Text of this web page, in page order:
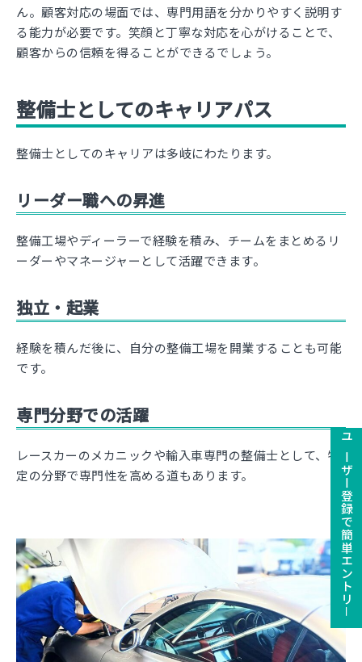
ユーザー登録で簡単エントリ－
ん。顧客対応の場面では、専門用語を分かりやすく説明す
る能力が必要です。笑顔と丁寧な対応を心がけることで、
顧客からの信頼を得ることができるでしょう。
整備士としてのキャリアパス
整備士としてのキャリアは多岐にわたります。
リーダー職への昇進
整備工場やディーラーで経験を積み、チームをまとめるリ
ーダーやマネージャーとして活躍できます。
独立・起業
経験を積んだ後に、自分の整備工場を開業することも可能
です。
専門分野での活躍
レースカーのメカニックや輸入車専門の整備士として、特
定の分野で専門性を高める道もあります。